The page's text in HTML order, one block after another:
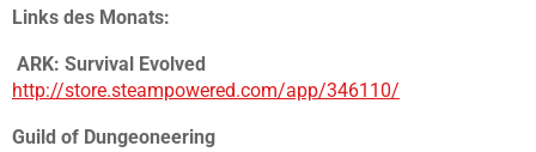
Links des Monats:
ARK: Survival Evolved
http://store.steampowered.com/app/346110/
Guild of Dungeoneering